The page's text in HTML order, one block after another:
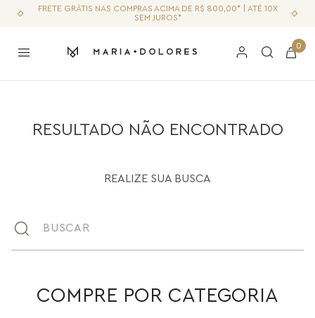
FRETE GRÁTIS NAS COMPRAS ACIMA DE R$ 800,00* | ATÉ 10X
SEM JUROS*
0
RESULTADO NÃO ENCONTRADO
REALIZE SUA BUSCA
Buscar
COMPRE POR CATEGORIA